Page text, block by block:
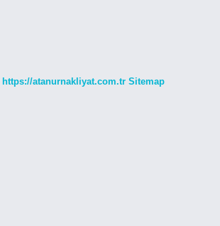
https://atanurnakliyat.com.tr Sitemap